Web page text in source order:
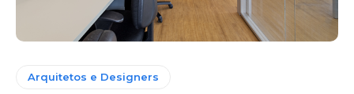
Arquitetos e Designers